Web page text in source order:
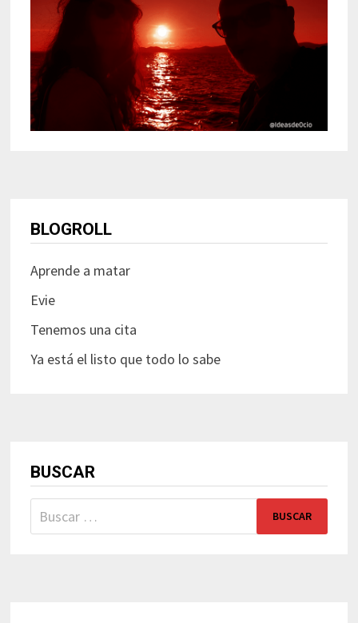
BLOGROLL
Aprende a matar
Evie
Tenemos una cita
Ya está el listo que todo lo sabe
BUSCAR
Buscar: